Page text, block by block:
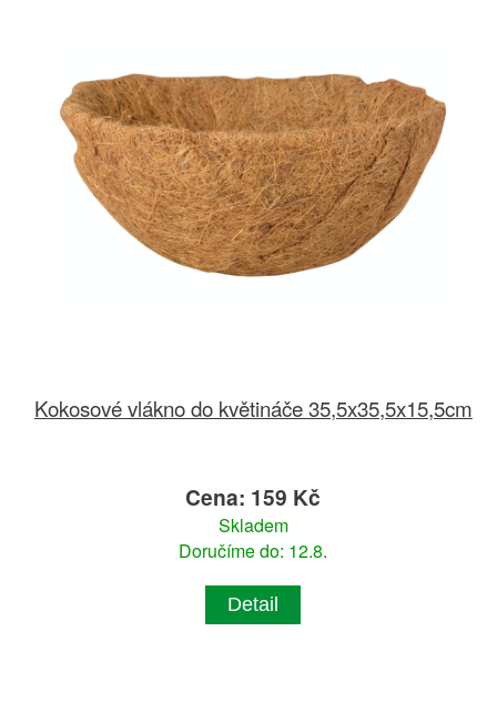
Kokosové vlákno do květináče 35,5x35,5x15,5cm
Cena: 159 Kč
Skladem
Doručíme do: 12.8.
Detail